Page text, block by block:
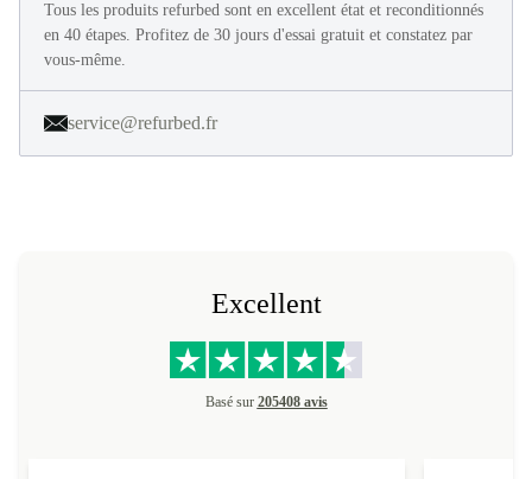
Tous les produits refurbed sont en excellent état et reconditionnés
en 40 étapes. Profitez de 30 jours d'essai gratuit et constatez par
vous-même.
service@refurbed.fr
Excellent
Basé sur 205408 avis